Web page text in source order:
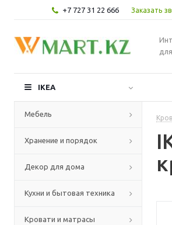
+7 727 31 22 666 Заказать
IKEA
Мебель
Хранение и порядок
Декор для дома
Кухни и бытовая техника
Кровати и матрасы